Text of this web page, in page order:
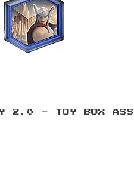
2.0 - TOY BOX